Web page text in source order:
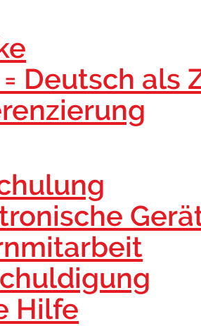
= Deutsch als
Hilfe